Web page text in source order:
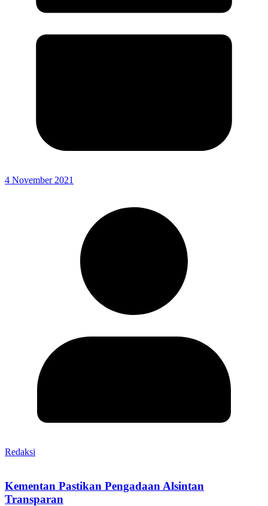
4 November 2021
Redaksi
Kementan Pastikan Pengadaan Alsintan
Transparan